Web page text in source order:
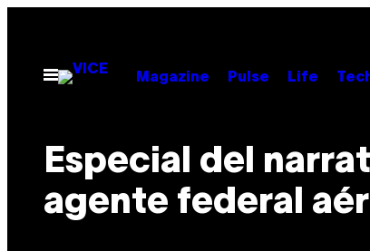
contenido
Abrir
Menú
Magazine Pulse Life
Especial del
agente federal